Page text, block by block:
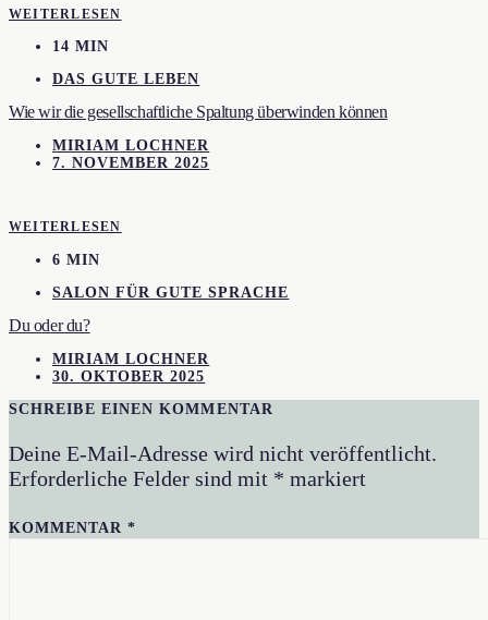
WEITERLESEN
14 MIN
DAS GUTE LEBEN
Wie wir die gesellschaftliche Spaltung überwinden können
MIRIAM LOCHNER
7. NOVEMBER 2025
WEITERLESEN
6 MIN
SALON FÜR GUTE SPRACHE
Du oder du?
MIRIAM LOCHNER
30. OKTOBER 2025
SCHREIBE EINEN KOMMENTAR
Deine E-Mail-Adresse wird nicht veröffentlicht.
Erforderliche Felder sind mit * markiert
KOMMENTAR*